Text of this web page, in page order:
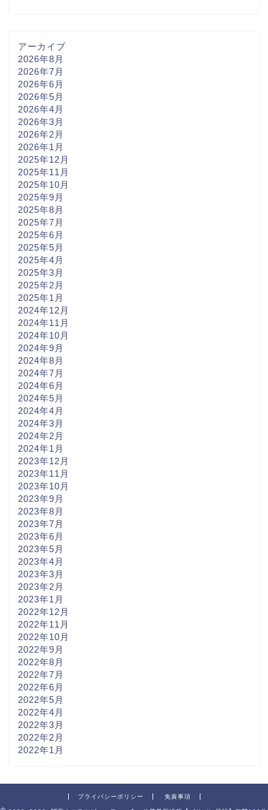
アーカイブ
2026年8月
2026年7月
2026年6月
2026年5月
2026年4月
2026年3月
2026年2月
2026年1月
2025年12月
2025年11月
2025年10月
2025年9月
2025年8月
2025年7月
2025年6月
2025年5月
2025年4月
2025年3月
2025年2月
2025年1月
2024年12月
2024年11月
2024年10月
2024年9月
2024年8月
2024年7月
2024年6月
2024年5月
2024年4月
2024年3月
2024年2月
2024年1月
2023年12月
2023年11月
2023年10月
2023年9月
2023年8月
2023年7月
2023年6月
2023年5月
2023年4月
2023年3月
2023年2月
2023年1月
2022年12月
2022年11月
2022年10月
2022年9月
2022年8月
2022年7月
2022年6月
2022年5月
2022年4月
2022年3月
2022年2月
2022年1月
プライバシーポリシー 免責事項